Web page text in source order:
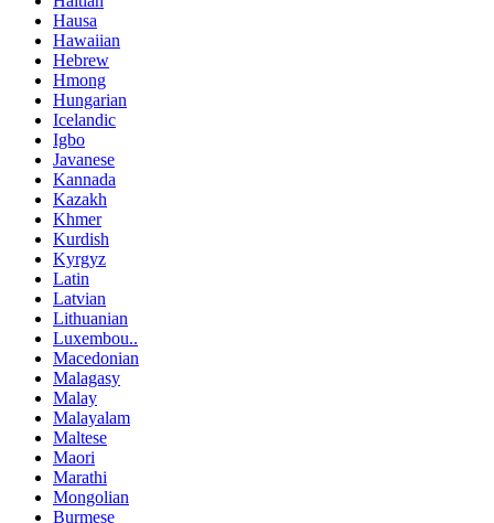
Hausa
Hawaiian
Hebrew
Hmong
Hungarian
Icelandic
Igbo
Javanese
Kannada
Kazakh
Khmer
Kurdish
Kyrgyz
Latin
Latvian
Lithuanian
Luxembou..
Macedonian
Malagasy
Malay
Malayalam
Maltese
Maori
Marathi
Mongolian
Burmese